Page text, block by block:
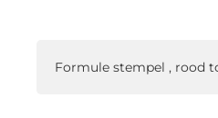
vanFormule stempel , rood